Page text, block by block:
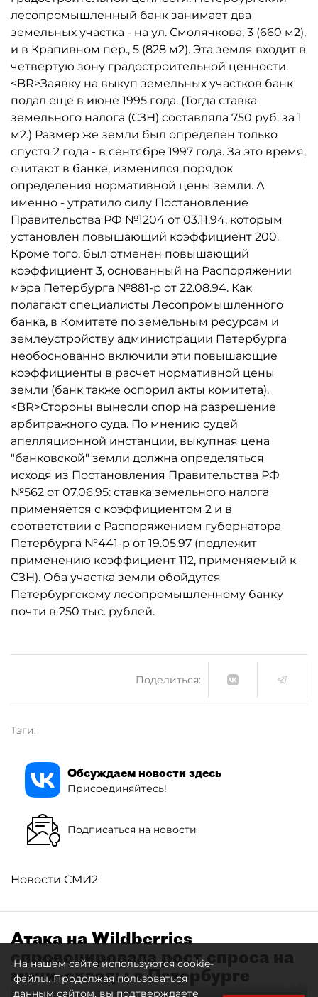
лесопромышленный банк занимает два
земельных участка - на ул. Смолячкова, 3 (660 м2),
и в Крапивном пер., 5 (828 м2). Эта земля входит в
четвертую зону градостроительной ценности.
<BR>Заявку на выкуп земельных участков банк
подал еще в июне 1995 года. (Тогда ставка
земельного налога (СЗН) составляла 750 руб. за 1
м2.) Размер же земли был определен только
спустя 2 года - в сентябре 1997 года. За это время,
считают в банке, изменился порядок
определения нормативной цены земли. А
именно - утратило силу Постановление
Правительства РФ №1204 от 03.11.94, которым
установлен повышающий коэффициент 200.
Кроме того, был отменен повышающий
коэффициент 3, основанный на Распоряжении
мэра Петербурга №881-р от 22.08.94. Как
полагают специалисты Лесопромышленного
банка, в Комитете по земельным ресурсам и
землеустройству администрации Петербурга
необоснованно включили эти повышающие
коэффициенты в расчет нормативной цены
земли (банк также оспорил акты комитета).
<BR>Стороны вынесли спор на разрешение
арбитражного суда. По мнению судей
апелляционной инстанции, выкупная цена
"банковской" земли должна определяться
исходя из Постановления Правительства РФ
№562 от 07.06.95: ставка земельного налога
применяется с коэффициентом 2 и в
соответствии с Распоряжением губернатора
Петербурга №441-р от 19.05.97 (подлежит
применению коэффициент 112, применяемый к
СЗН). Оба участка земли обойдутся
Петербургскому лесопромышленному банку
почти в 250 тыс. рублей.
Поделиться:
Тэги:
Обсуждаем новости здесь
Присоединяйтесь!
Подписаться на новости
Новости СМИ2
Атака на Wildberries
спровоцировала рост спроса на
мини–склады в Петербурге
На нашем сайте используются cookie-
файлы. Продолжая пользоваться
данным сайтом, вы подтверждаете